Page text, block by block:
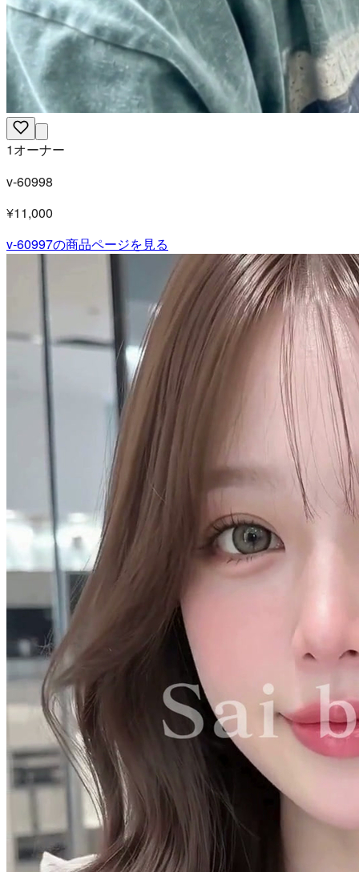
1オーナー
v-60998
¥11,000
v-60997の商品ページを見る